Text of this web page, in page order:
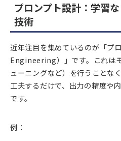
プロンプト設計：学習
技術
近年注目を集めているのが「
Engineering）」です。これは
ューニングなど）を行うことな
工夫するだけで、出力の精度や
です。
例：